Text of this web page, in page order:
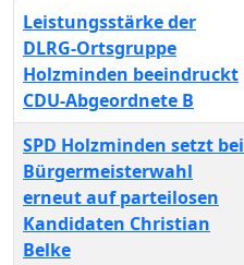
Leistungsstärke der
DLRG-Ortsgruppe
Holzminden beeindruckt
CDU-Abgeordnete B
SPD Holzminden setzt bei
Bürgermeisterwahl
erneut auf parteilosen
Kandidaten Christian
Belke